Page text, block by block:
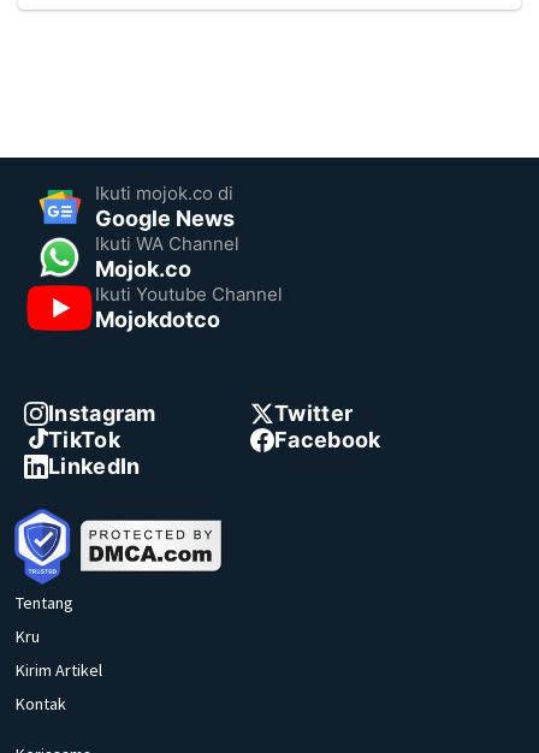
Ikuti mojok.co di
Google News
Ikuti WA Channel
Mojok.co
Ikuti Youtube Channel
Mojokdotco
Instagram
Twitter
TikTok
Facebook
LinkedIn
Tentang
Kru
Kirim Artikel
Kontak